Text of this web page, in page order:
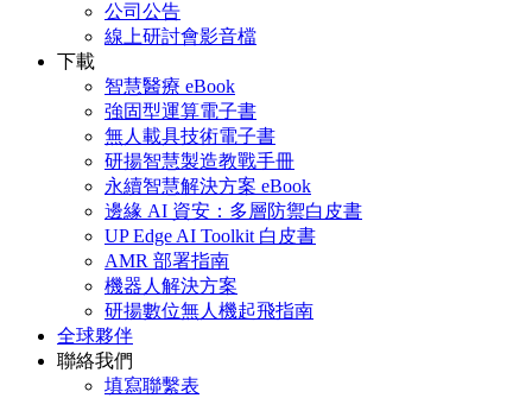
公司公告
線上研討會影音檔
下載
智慧醫療 eBook
強固型運算電子書
無人載具技術電子書
研揚智慧製造教戰手冊
永續智慧解決方案 eBook
邊緣 AI 資安：多層防禦白皮書
UP Edge AI Toolkit 白皮書
AMR 部署指南
機器人解決方案
研揚數位無人機起飛指南
全球夥伴
聯絡我們
填寫聯繫表